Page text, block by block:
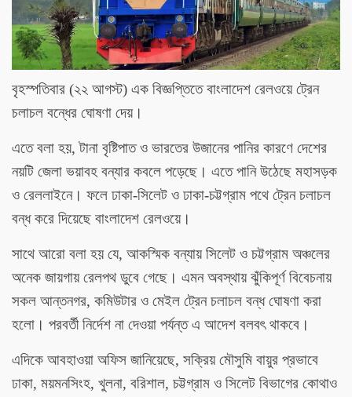
বৃহস্পতিবার (২২ আগস্ট) এক বিজ্ঞপ্তিতে বাংলাদেশ রেলওয়ে ট্রেন
চলাচল বন্ধের ঘোষণা দেয়।
এতে বলা হয়, টানা বৃষ্টিপাত ও ভারতের উজানের পানির কারণে দেশের
নয়টি জেলা ভয়াবহ বন্যার কবলে পড়েছে। এতে পানি উঠেছে মহাসড়ক
ও রেললাইনে। ফলে ঢাকা-সিলেট ও ঢাকা-চট্টগ্রাম পথে ট্রেন চলাচল
বন্ধ করে দিয়েছে বাংলাদেশ রেলওয়ে।
সাথে আরো বলা হয় যে, আকস্মিক বন্যায় সিলেট ও চট্টগ্রাম অঞ্চলের
অনেক জায়গায় রেলপথ ডুবে গেছে। এমন অবস্থায় ঝুঁকিপূর্ণ বিবেচনায়
সকল আন্তনগর, কমিউটার ও মেইল ট্রেন চলাচল বন্ধ ঘোষণা করা
হলো। পরবর্তী নির্দেশ না দেওয়া পর্যন্ত এ আদেশ বলবৎ থাকবে।
এদিকে আবহাওয়া অফিস জানিয়েছে, সক্রিয় মৌসুমি বায়ুর প্রভাবে
ঢাকা, ময়মনসিংহ, খুলনা, বরিশাল, চট্টগ্রাম ও সিলেট বিভাগের কোথাও